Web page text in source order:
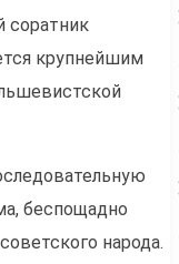
соратник
крупнейшим
беспощадно
народа.